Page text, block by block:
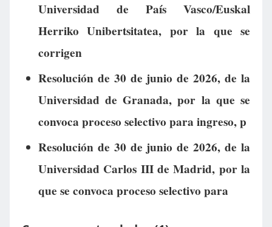
Universidad de País Vasco/Euskal
Herriko Unibertsitatea, por la que se
corrigen
Resolución de 30 de junio de 2026, de la
Universidad de Granada, por la que se
convoca proceso selectivo para ingreso, p
Resolución de 30 de junio de 2026, de la
Universidad Carlos III de Madrid, por la
que se convoca proceso selectivo para